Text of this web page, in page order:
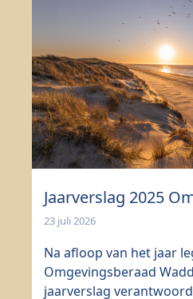
Jaarverslag 2025
23 juli 2026
Na afloop van het jaar
Omgevingsberaad
jaarverslag